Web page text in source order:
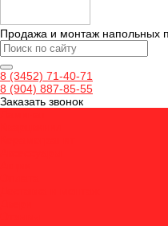
Продажа и монтаж напольных
8 (3452) 71-40-71
8 (904) 887-85-55
Заказать звонок